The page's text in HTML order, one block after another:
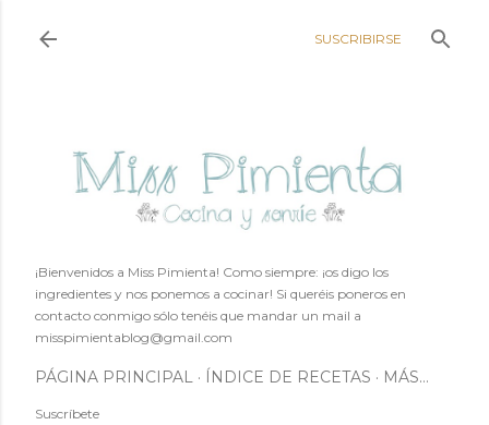
SUSCRIBIRSE
¡Bienvenidos a Miss Pimienta! Como siempre: ¡os digo los
ingredientes y nos ponemos a cocinar! Si queréis poneros en
contacto conmigo sólo tenéis que mandar un mail a
misspimientablog@gmail.com
PÁGINA PRINCIPAL ÍNDICE DE RECETAS MÁS…
Suscríbete